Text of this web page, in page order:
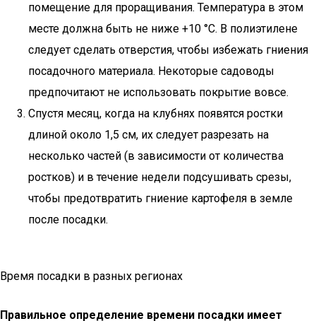
помещение для проращивания. Температура в этом
месте должна быть не ниже +10 °C. В полиэтилене
следует сделать отверстия, чтобы избежать гниения
посадочного материала. Некоторые садоводы
предпочитают не использовать покрытие вовсе.
Спустя месяц, когда на клубнях появятся ростки
длиной около 1,5 см, их следует разрезать на
несколько частей (в зависимости от количества
ростков) и в течение недели подсушивать срезы,
чтобы предотвратить гниение картофеля в земле
после посадки.
Время посадки в разных регионах
Правильное определение времени посадки имеет